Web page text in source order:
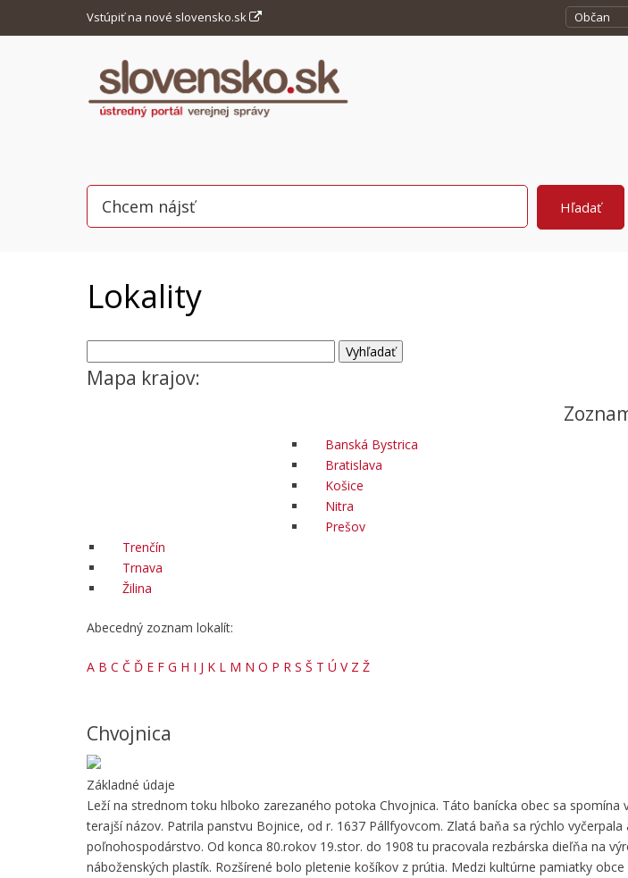
Vstúpiť na nové slovensko.sk
Lokality
Mapa krajov:
Banská Bystrica
Bratislava
Košice
Nitra
Prešov
Trenčín
Trnava
Žilina
Abecedný zoznam lokalít:
A B C Č Ď E F G H I J K L M N O P R S Š T Ú V Z Ž
Chvojnica
Základné údaje
Leží na strednom toku hlboko zarezaného potoka Chvojnica. Táto banícka obec sa spomína
terajší názov. Patrila panstvu Bojnice, od r. 1637 Pállfyovcom. Zlatá baňa sa rýchlo
poľnohospodárstvo. Od konca 80.rokov 19.stor. do 1908 tu pracovala rezbárska dieľňa na
náboženských plastík. Rozšírené bolo pletenie košíkov z prútia. Medzi kultúrne pamiatky